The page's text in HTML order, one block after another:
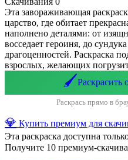
Эта завораживающая
царство, где обитает
наполнено деталями: от
восседает героиня, до
драгоценностей. Раскраска
взрослых, желающих
🖌️Раскрасить
Раскрась прямо в
💎 Купить премиум для
Эта раскраска доступна
Получите 10 премиум-